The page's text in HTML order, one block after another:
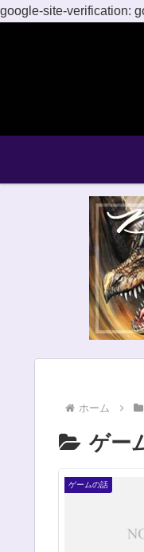
google-site-verification:
ホーム
ゲー
ゲームの話